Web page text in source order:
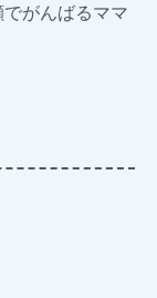
がんばるママ